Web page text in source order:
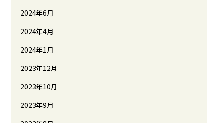
2024年6月
2024年4月
2024年1月
2023年12月
2023年10月
2023年9月